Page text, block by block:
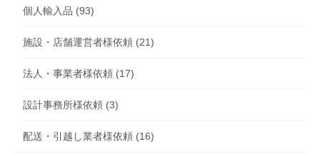
個人輸入品 (93)
施設・店舗運営者様依頼 (21)
法人・事業者様依頼 (17)
設計事務所様依頼 (3)
配送・引越し業者様依頼 (16)